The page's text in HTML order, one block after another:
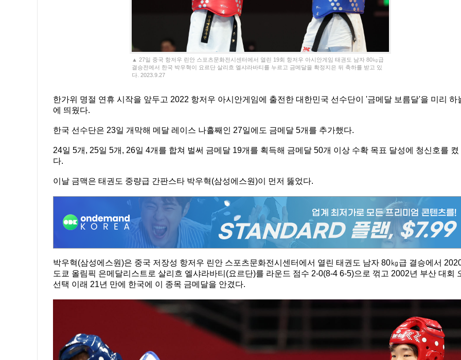
▲ 27일 중국 항저우 린안 스포츠문화전시센터에서 열린 19회 항저우 아시안게임 태권도 남자 80㎏급
결승전에서 한국 박우혁이 요르단 살리흐 엘샤라바티를 누르고 금메달을 확정지은 뒤 축하를 받고 있
다. 2023.9.27
한가위 명절 연휴 시작을 앞두고 2022 항저우 아시안게임에 출전한 대한민국 선수단이 '금메달 보름달'을 미리 하
에 띄웠다.
한국 선수단은 23일 개막해 메달 레이스 나흘째인 27일에도 금메달 5개를 추가했다.
24일 5개, 25일 5개, 26일 4개를 합쳐 벌써 금메달 19개를 획득해 금메달 50개 이상 수확 목표 달성에 청신호를 켰
다.
이날 금맥은 태권도 중량급 간판스타 박우혁(삼성에스원)이 먼저 뚫었다.
박우혁(삼성에스원)은 중국 저장성 항저우 린안 스포츠문화전시센터에서 열린 태권도 남자 80㎏급 결승에서
도쿄 올림픽 은메달리스트로 살리흐 엘샤라바티(요르단)를 라운드 점수 2-0(8-4 6-5)으로 꺾고 2002년 부산 대회
선택 이래 21년 만에 한국에 이 종목 금메달을 안겼다.